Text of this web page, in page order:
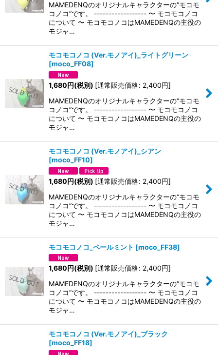
MAMEDENQのオリジナルキャラクターの“モコモ
コノコ”です。 ------------------ 〜 モコモコノコ
について 〜 モコモコノコはMAMEDENQの主役の
モジャ…
モコモコノコ (Ver.モノアイ)_ライトグリーン
[moco_FF08]
1,680円(税別) [通常販売価格: 2,400円]
MAMEDENQのオリジナルキャラクターの“モコモ
コノコ”です。 ------------------ 〜 モコモコノコ
について 〜 モコモコノコはMAMEDENQの主役の
モジャ…
モコモコノコ (Ver.モノアイ)_シアン
[moco_FF10]
1,680円(税別) [通常販売価格: 2,400円]
MAMEDENQのオリジナルキャラクターの“モコモ
コノコ”です。 ------------------ 〜 モコモコノコ
について 〜 モコモコノコはMAMEDENQの主役の
モジャ…
モコモコノコ_ペールミント [moco_FF38]
1,680円(税別) [通常販売価格: 2,400円]
MAMEDENQのオリジナルキャラクターの“モコモ
コノコ”です。 ------------------ 〜 モコモコノコ
について 〜 モコモコノコはMAMEDENQの主役の
モジャ…
モコモコノコ (Ver.モノアイ)_ブラック
[moco_FF18]